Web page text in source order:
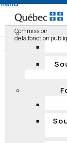
Commission
de la fonction
Accueil
Enquêtes 2017
La